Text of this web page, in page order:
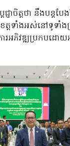
ជ្ញាចិត្តថា នឹងបន្តប
ត្តទាំងអស់នៅទូទាំង
រអភិវឌ្ឍប្រកបដោយ